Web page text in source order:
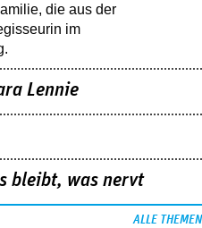
die aus der
im
Lennie
bleibt, was nervt
ALLE THEMEN